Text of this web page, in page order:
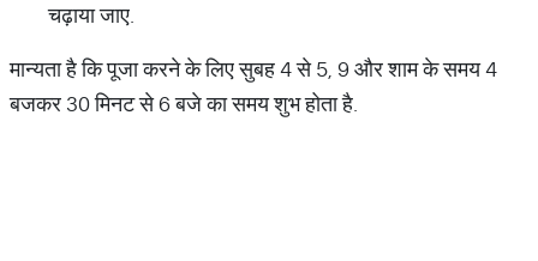
चढ़ाया जाए.
मान्यता है कि पूजा करने के लिए सुबह 4 से 5, 9 और शाम के समय 4
बजकर 30 मिनट से 6 बजे का समय शुभ होता है.